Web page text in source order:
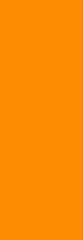
15 % + 17,2
7,5 % +
Dans tous les cas,
Quelle
Dans les 8
Après 8 ans, les
Si l’épargne
Si l’épargne
Dans tous les cas,